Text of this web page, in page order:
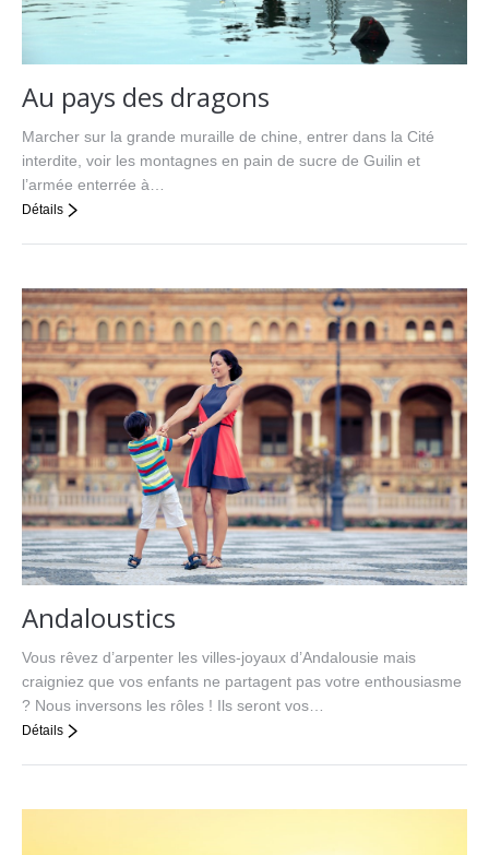
Au pays des dragons
Marcher sur la grande muraille de chine, entrer dans la Cité
interdite, voir les montagnes en pain de sucre de Guilin et
l’armée enterrée à…
Détails
Andaloustics
Vous rêvez d’arpenter les villes-joyaux d’Andalousie mais
craigniez que vos enfants ne partagent pas votre enthousiasme
? Nous inversons les rôles ! Ils seront vos…
Détails